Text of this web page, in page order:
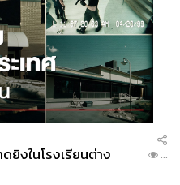
ยิงในโรงเรียนต่าง
...